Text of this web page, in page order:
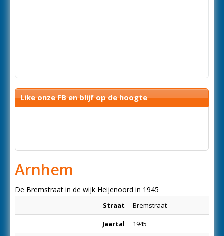
Like onze FB en blijf op de hoogte
Arnhem
De Bremstraat in de wijk Heijenoord in 1945
Straat Bremstraat
Jaartal 1945